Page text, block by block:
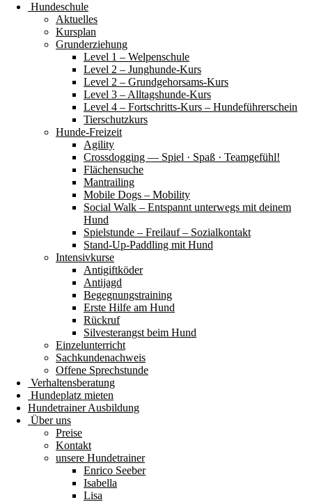
Hundeschule
Aktuelles
Kursplan
Grunderziehung
Level 1 – Welpenschule
Level 2 – Junghunde-Kurs
Level 2 – Grundgehorsams-Kurs
Level 3 – Alltagshunde-Kurs
Level 4 – Fortschritts-Kurs – Hundeführerschein
Tierschutzkurs
Hunde-Freizeit
Agility
Crossdogging — Spiel · Spaß · Teamgefühl!
Flächensuche
Mantrailing
Mobile Dogs – Mobility
Social Walk – Entspannt unterwegs mit deinem
Hund
Spielstunde – Freilauf – Sozialkontakt
Stand-Up-Paddling mit Hund
Intensivkurse
Antigiftköder
Antijagd
Begegnungstraining
Erste Hilfe am Hund
Rückruf
Silvesterangst beim Hund
Einzelunterricht
Sachkundenachweis
Offene Sprechstunde
Verhaltensberatung
Hundeplatz mieten
Hundetrainer Ausbildung
Über uns
Preise
Kontakt
unsere Hundetrainer
Enrico Seeber
Isabella
Lisa